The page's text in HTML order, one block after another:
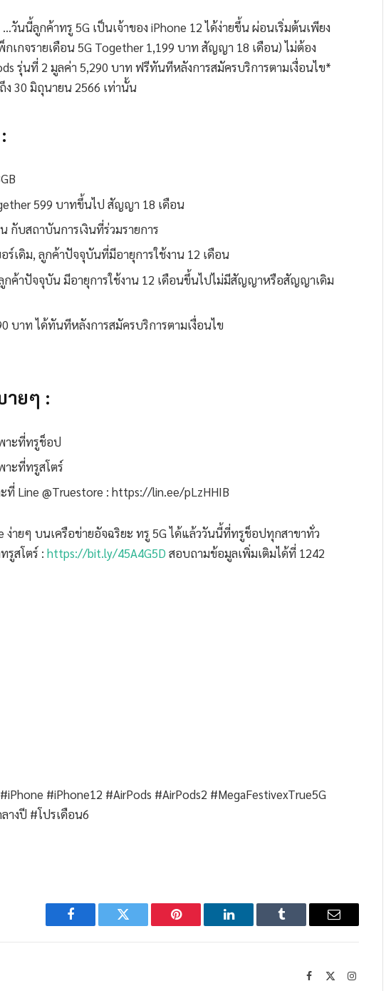
นนี้ลูกค้าทรู 5G เป็นเจ้าของ iPhone 12 ได้ง่ายขึ้น ผ่อนเริ่มต้นเพียง
เกจรายเดือน 5G Together 1,199 บาท สัญญา 18 เดือน) ไม่ต้อง
รุ่นที่ 2 มูลค่า 5,290 บาท ฟรีทันทีหลังการสมัครบริการตามเงื่อนไข*
30 มิถุนายน 2566 เท่านั้น
599 บาทขึ้นไป สัญญา 18 เดือน
กับสถาบันการเงินที่ร่วมรายการ
ร์เดิม, ลูกค้าปัจจุบันที่มีอายุการใช้งาน 12 เดือน
กค้าปัจจุบัน มีอายุการใช้งาน 12 เดือนขึ้นไปไม่มีสัญญาหรือสัญญาเดิม
บาท ได้ทันทีหลังการสมัครบริการตามเงื่อนไข
ายๆ :
าะที่ทรูช็อป
าะที่ทรูสโตร์
Line @Truestore : https://lin.ee/pLzHHIB
ง่ายๆ บนเครือข่ายอัจฉริยะ ทรู 5G ได้แล้ววันนี้ที่ทรูช็อปทุกสาขาทั่ว
รูสโตร์ : https://bit.ly/45A4G5D สอบถามข้อมูลเพิ่มเติมได้ที่ 1242
#iPhone12 #AirPods #AirPods2 #MegaFestivexTrue5G
างปี #โปรเดือน6
Facebook Twitter Pinterest LinkedIn Tumblr Email
Facebook Instagram